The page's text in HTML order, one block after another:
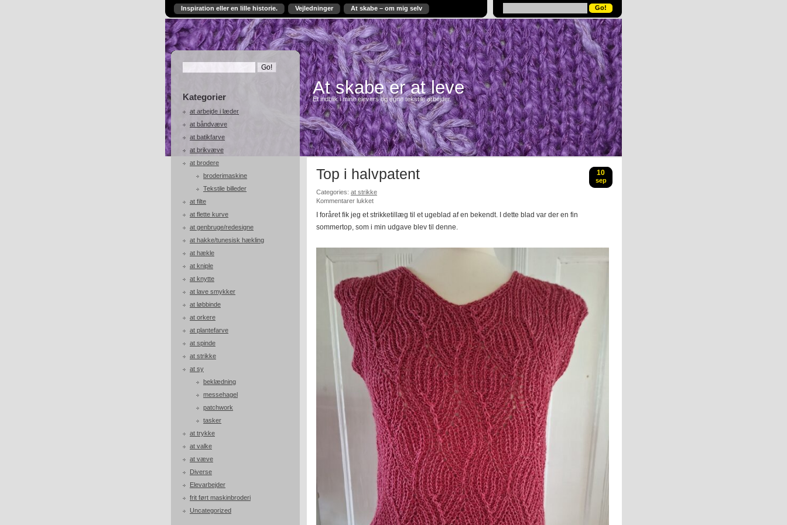
Inspiration eller en lille historie. Vejledninger At skabe – om mig selv
Kategorier
at arbejde i læder
at båndvæve
at batikfarve
at brikvæve
at brodere
broderimaskine
Tekstile billeder
at filte
at flette kurve
at genbruge/redesigne
at hakke/tunesisk hækling
at hækle
at kniple
at knytte
at lave smykker
at løbbinde
at orkere
at plantefarve
at spinde
at strikke
at sy
beklædning
messehagel
patchwork
tasker
at trykke
at valke
at væve
Diverse
Elevarbejder
frit ført maskinbroderi
Uncategorized
At skabe er at leve
Et indblik i mine elevers og egne tekstile arbejder.
Top i halvpatent 10
sep
Categories: at strikke
Kommentarer lukkettil
i
halvpatent
I foråret fik jeg et strikketillæg til et ugeblad af en bekendt. I dette blad var der en fin
sommertop, som i min udgave blev til denne.